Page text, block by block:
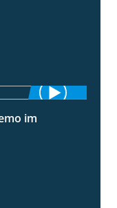
im